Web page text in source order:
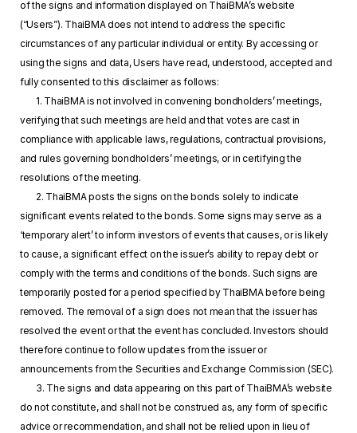
of the signs and information displayed on ThaiBMA’s website
(“Users”). ThaiBMA does not intend to address the specific
circumstances of any particular individual or entity. By accessing or
using the signs and data, Users have read, understood, accepted and
fully consented to this disclaimer as follows:
1. ThaiBMA is not involved in convening bondholders’ meetings,
verifying that such meetings are held and that votes are cast in
compliance with applicable laws, regulations, contractual provisions,
and rules governing bondholders’ meetings, or in certifying the
resolutions of the meeting.
2. ThaiBMA posts the signs on the bonds solely to indicate
significant events related to the bonds. Some signs may serve as a
‘temporary alert’ to inform investors of events that causes, or is likely
to cause, a significant effect on the issuer’s ability to repay debt or
comply with the terms and conditions of the bonds. Such signs are
temporarily posted for a period specified by ThaiBMA before being
removed. The removal of a sign does not mean that the issuer has
resolved the event or that the event has concluded. Investors should
therefore continue to follow updates from the issuer or
announcements from the Securities and Exchange Commission (SEC).
3. The signs and data appearing on this part of ThaiBMA’s website
do not constitute, and shall not be construed as, any form of specific
advice or recommendation, and shall not be relied upon in lieu of